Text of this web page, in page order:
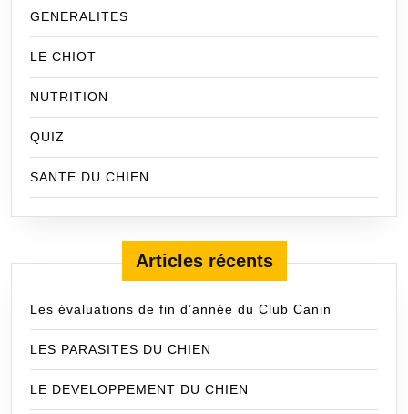
GENERALITES
LE CHIOT
NUTRITION
QUIZ
SANTE DU CHIEN
Articles récents
Les évaluations de fin d’année du Club Canin
LES PARASITES DU CHIEN
LE DEVELOPPEMENT DU CHIEN